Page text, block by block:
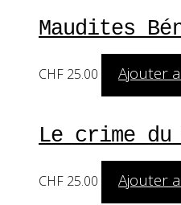
Maudites
CHF 25.00 Ajouter
Le crime du
CHF 25.00 Ajouter